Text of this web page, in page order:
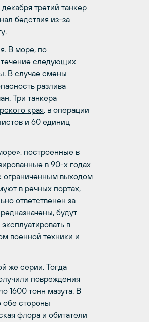
третий танкер
бедствия из-за
В море, по
течение следующих
В случае смены
разлива
Три танкера
края, в операции
и 60 единиц
построенные в
в 90-х годах
ограниченным выходом
в речных портах,
ответственен за
будут
в
военной техники и
же серии. Тогда
повреждения
1600 тонн мазута. В
обе стороны
флора и обитатели